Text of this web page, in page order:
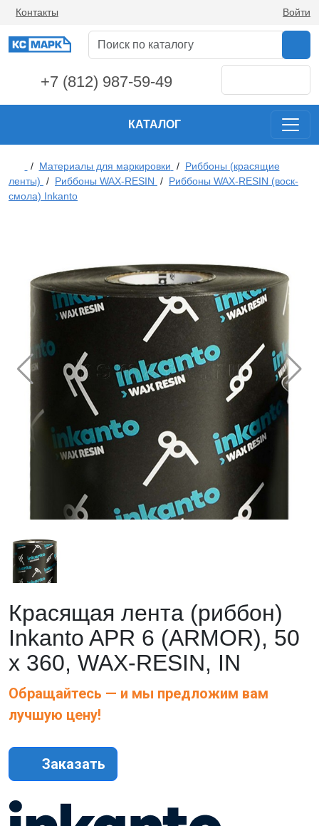
Контакты Войти
+7 (812) 987-59-49
КАТАЛОГ
/ Материалы для маркировки / Риббоны (красящие
ленты) / Риббоны WAX-RESIN / Риббоны WAX-RESIN (воск-
смола) Inkanto
Красящая лента (риббон)
Inkanto APR 6 (ARMOR), 50
х 360, WAX-RESIN, IN
Обращайтесь — и мы предложим вам
лучшую цену!
Заказать